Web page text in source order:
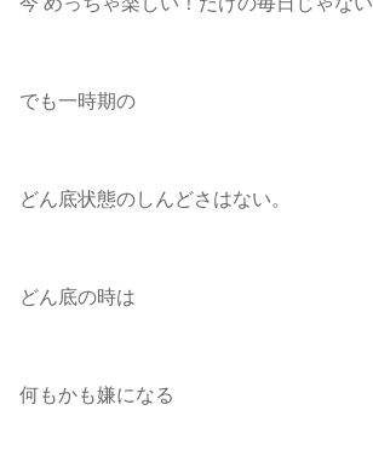
でも一時期の
どん底状態のしんどさはない。
どん底の時は
何もかも嫌になる